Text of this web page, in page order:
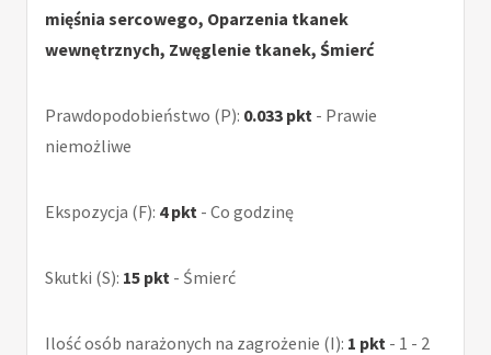
mięśnia sercowego, Oparzenia tkanek
wewnętrznych, Zwęglenie tkanek, Śmierć
Prawdopodobieństwo (P): 0.033 pkt - Prawie
niemożliwe
Ekspozycja (F): 4 pkt - Co godzinę
Skutki (S): 15 pkt - Śmierć
Ilość osób narażonych na zagrożenie (I): 1 pkt - 1 - 2